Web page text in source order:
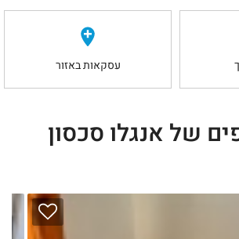
עסקאות באזור
של אנגלו סכסון